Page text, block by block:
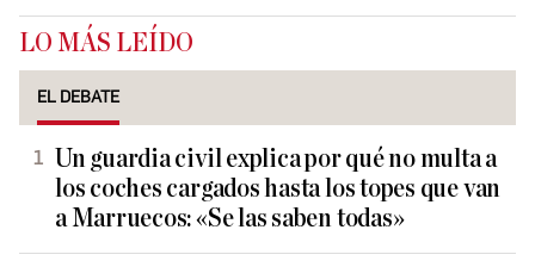
LO MÁS LEÍDO
EL DEBATE
Un guardia civil explica por qué no multa a
los coches cargados hasta los topes que van
a Marruecos: «Se las saben todas»